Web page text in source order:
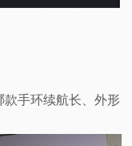
手环续航长、外形